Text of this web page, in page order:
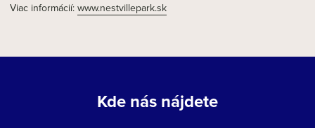
Viac informácií: www.nestvillepark.sk
Kde nás nájdete